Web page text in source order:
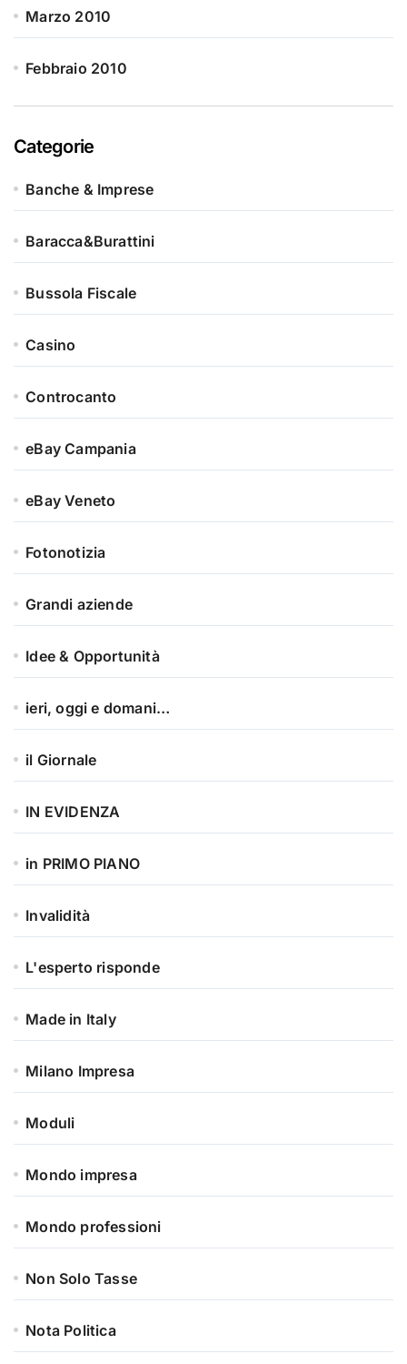
Marzo 2010
Febbraio 2010
Categorie
Banche & Imprese
Baracca&Burattini
Bussola Fiscale
Casino
Controcanto
eBay Campania
eBay Veneto
Fotonotizia
Grandi aziende
Idee & Opportunità
ieri, oggi e domani…
il Giornale
IN EVIDENZA
in PRIMO PIANO
Invalidità
L'esperto risponde
Made in Italy
Milano Impresa
Moduli
Mondo impresa
Mondo professioni
Non Solo Tasse
Nota Politica